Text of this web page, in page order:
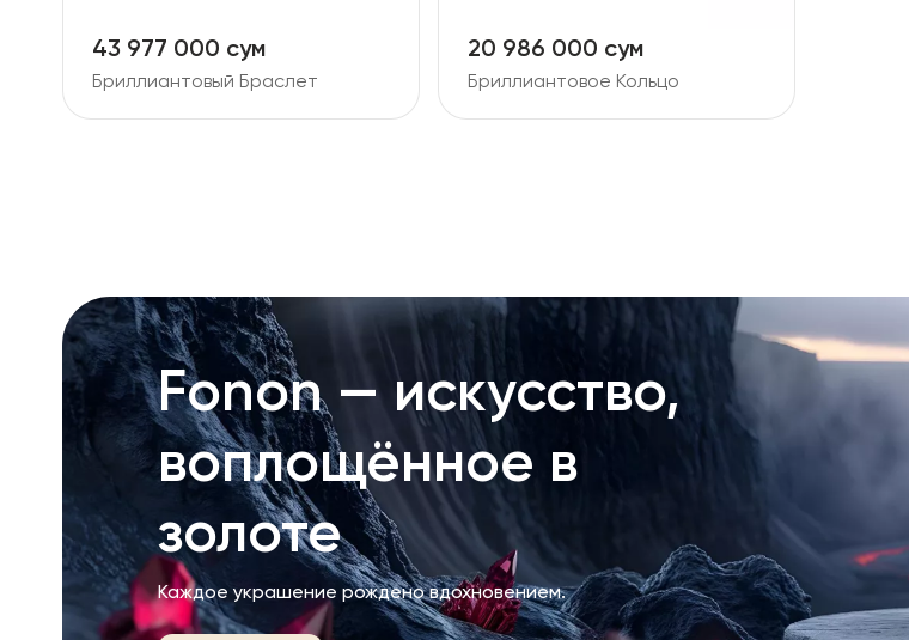
43 977 000 сум
Бриллиантовый Браслет
20 986 000 сум
Бриллиантовое Кольцо
Fonon — искусство,
воплощённое в
золоте
Каждое украшение рождено вдохновением.